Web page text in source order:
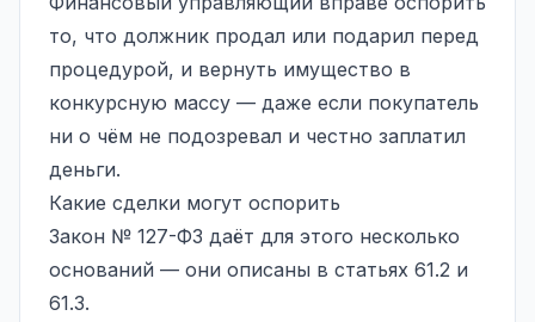
то, что должник продал или подарил перед
процедурой, и вернуть имущество в
конкурсную массу — даже если покупатель
ни о чём не подозревал и честно заплатил
деньги.
Какие сделки могут оспорить
Закон № 127-ФЗ даёт для этого несколько
оснований — они описаны в статьях 61.2 и
61.3.